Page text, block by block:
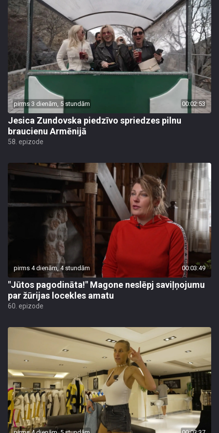
pirms 3 dienām, 5 stundām 00:02:53
Jesica Zundovska piedzīvo spriedzes pilnu
braucienu Armēnijā
58. epizode
pirms 4 dienām, 4 stundām 00:03:49
"Jūtos pagodināta!" Magone neslēpj saviļņojumu
par žūrijas locekles amatu
60. epizode